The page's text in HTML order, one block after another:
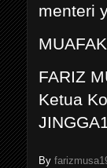
menteri
FARIZ
Ketua
By